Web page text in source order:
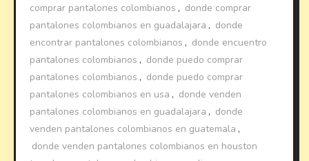
comprar pantalones colombianos , donde comprar
pantalones colombianos en guadalajara , donde
encontrar pantalones colombianos , donde encuentro
pantalones colombianos , donde puedo comprar
pantalones colombianos , donde puedo comprar
pantalones colombianos en usa , donde venden
pantalones colombianos en guadalajara , donde
venden pantalones colombianos en guatemala ,
donde venden pantalones colombianos en houston